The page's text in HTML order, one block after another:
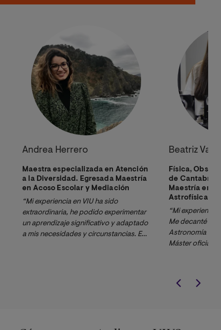
Andrea Herrero
Maestra especializada en Atención
a la Diversidad. Egresada Maestría
en Acoso Escolar y Mediación
“Mi experiencia en VIU ha sido
extraordinaria, he podido experimentar
un aprendizaje significativo y adaptado
a mis necesidades y circunstancias. En
Beatriz
Física,
de Cantabria.
Maestría en
Astrofísica.
“Mi experiencia
Me decanté por
Astronomía y
Máster oficial y
Astronómico